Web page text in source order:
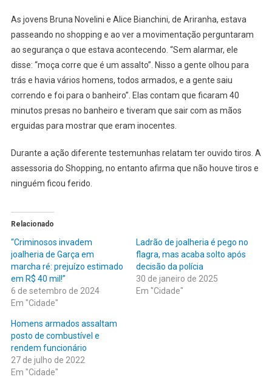
As jovens Bruna Novelini e Alice Bianchini, de Ariranha, estava
passeando no shopping e ao ver a movimentação perguntaram
ao segurança o que estava acontecendo. “Sem alarmar, ele
disse: “moça corre que é um assalto”. Nisso a gente olhou para
trás e havia vários homens, todos armados, e a gente saiu
correndo e foi para o banheiro”. Elas contam que ficaram 40
minutos presas no banheiro e tiveram que sair com as mãos
erguidas para mostrar que eram inocentes.
Durante a ação diferente testemunhas relatam ter ouvido tiros. A
assessoria do Shopping, no entanto afirma que não houve tiros e
ninguém ficou ferido.
Relacionado
“Criminosos invadem
joalheria de Garça em
marcha ré: prejuízo estimado
em R$ 40 mil!”
6 de setembro de 2024
Em "Cidade"
Ladrão de joalheria é pego no
flagra, mas acaba solto após
decisão da polícia
30 de janeiro de 2025
Em "Cidade"
Homens armados assaltam
posto de combustível e
rendem funcionário
27 de julho de 2022
Em "Cidade"